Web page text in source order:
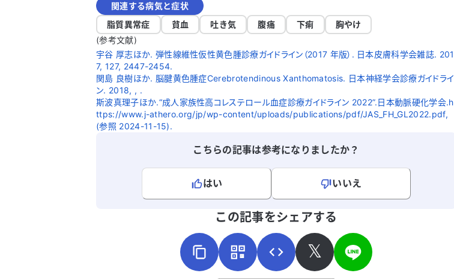
関連する病気と症状
脂質異常症
貧血 吐き気 腹痛 下痢
胸やけ
(参考文献)
宇谷 厚志ほか. 弾性線維性仮性黄色腫診療ガイドライン（2017 年版）. 日本皮膚科学会雑誌. 201
7, 127, 2447-2454.
関島 良樹ほか. 脳腱黄色腫症Cerebrotendinous Xanthomatosis. 日本神経学会診療ガイドライ
ン. 2018, , .
斯波真理子ほか.“成人家族性高コレステロール血症診療ガイドライン 2022”.日本動脈硬化学会.h
ttps://www.j-athero.org/jp/wp-content/uploads/publications/pdf/JAS_FH_GL2022.pdf,
(参照 2024-11-15).
こちらの記事は参考になりましたか？
はい
いいえ
この記事をシェアする
𝕏